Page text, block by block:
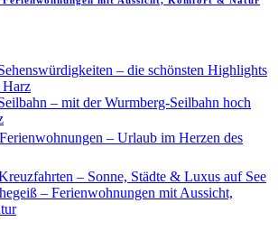
– die schönsten Highlights
Harz
– mit der Wurmberg-Seilbahn hoch
– Urlaub im Herzen des
– Sonne, Städte & Luxus auf See
– Ferienwohnungen mit Aussicht,